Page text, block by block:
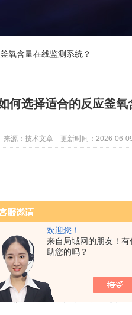
欢迎您！
来自局域网的朋友！有
助您的吗？
氧含量在线监测系统？
何选择适合的反应釜
来源：技术文章 更新时间：2026-06-
料药及中间体生产企业。
爆炸性气氛。传统的充氮
在8%VOL以下甚至更低。实
实现准确
控制的基础。
仪器时，必须考虑以下核心